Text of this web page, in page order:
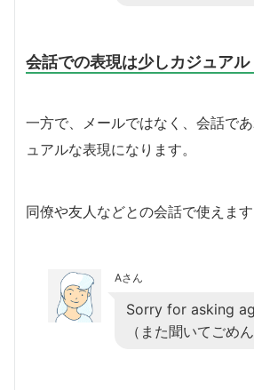
会話での表現は少しカジュアル
一方で、メールではなく、会話で
ュアルな表現になります。
同僚や友人などとの会話で使えます
Aさん
Sorry for asking
（また聞いてごめ